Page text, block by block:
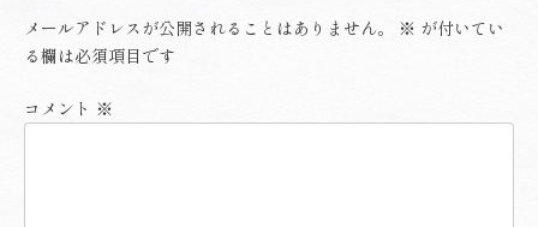
メールアドレスが公開されることはありません。 ※ が付いてい
る欄は必須項目です
コメント ※